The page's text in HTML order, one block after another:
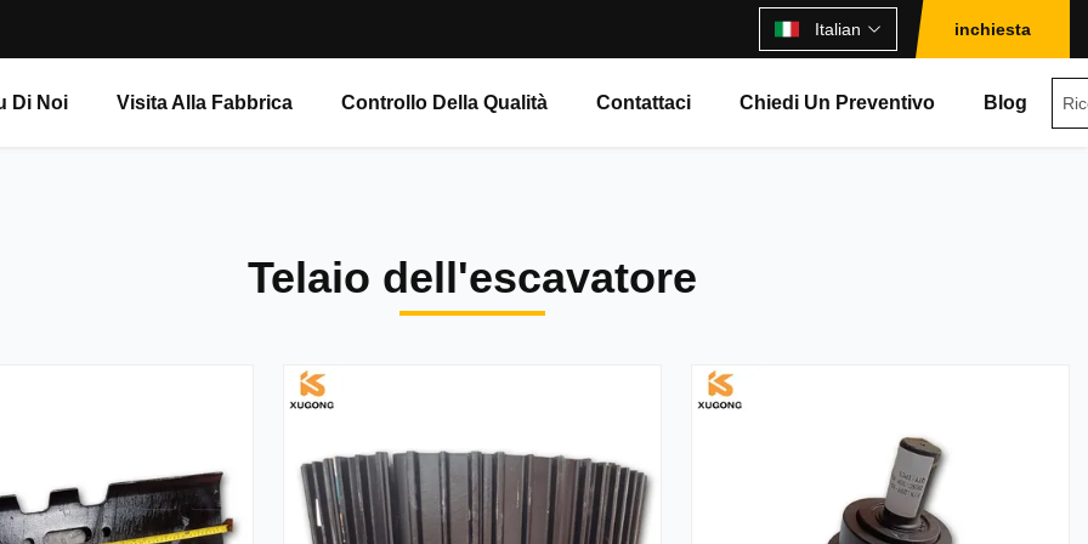
Italian inchiesta
Di Noi Visita Alla Fabbrica Controllo Della Qualità Contattaci Chiedi Un Preventivo Blog
Telaio dell'escavatore